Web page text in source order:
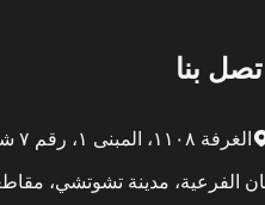
بنا
الفرعية، مدينة تشوتشي،